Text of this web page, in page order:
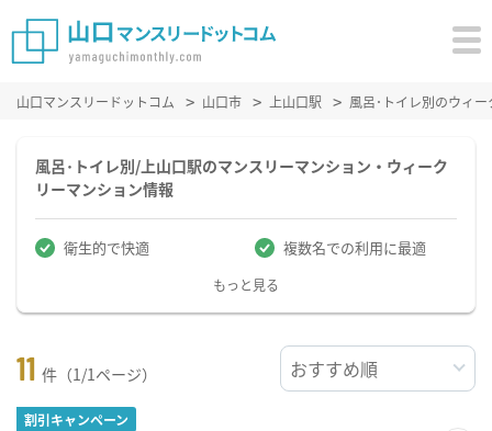
山口マンスリードットコム 山口市 上山口駅 風呂･トイレ別のウィ
風呂･トイレ別/上山口駅のマンスリーマンション・ウィーク
リーマンション情報
衛生的で快適 複数名での利用に最適
もっと見る
11 件（1/1ページ）
割引キャンペーン